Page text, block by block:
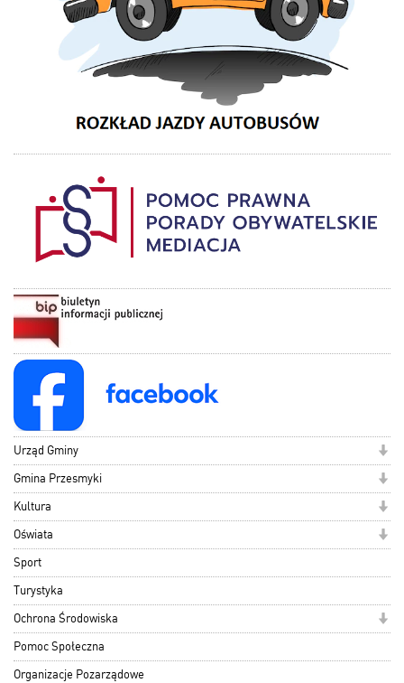
Urząd Gminy
Gmina Przesmyki
Kultura
Oświata
Sport
Turystyka
Ochrona Środowiska
Pomoc Społeczna
Organizacje Pozarządowe